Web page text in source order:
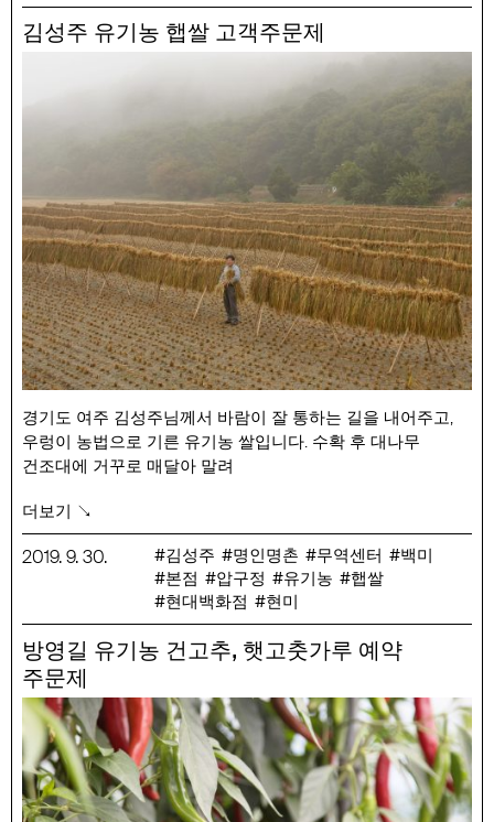
강희탁 수연중면 200g, 명인명촌 비빔장 250g, 명인명촌
비빔간장 200ml
김성주 유기농 햅쌀 고객주문제
경기도 여주 김성주님께서 바람이 잘 통하는 길을 내어주고,
우렁이 농법으로 기른 유기농 쌀입니다. 수확 후 대나무
건조대에 거꾸로 매달아 말려
도정하여 바로 전달 드립니다.
예약 주문 기간 : 9/30 (월) ~ 상시
예약 수령일 : 주문일의 차주 토요일부터 주문 매장 수령 가능
판매 가격 : 유기농 햅쌀 2kg(현미 또는 백미) 20,000원
더보기 ↘
2019.9.30. 김성주 명인명촌 무역센터
백미
본점
압구정 유기농
햅쌀
현대백화점
현미
방영길 유기농 건고추, 햇고춧가루 예약
주문제